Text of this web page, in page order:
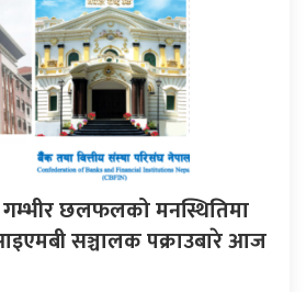
गम्भीर छलफलको मनस्थितिमा
सञ्चालक पक्राउबारे आज